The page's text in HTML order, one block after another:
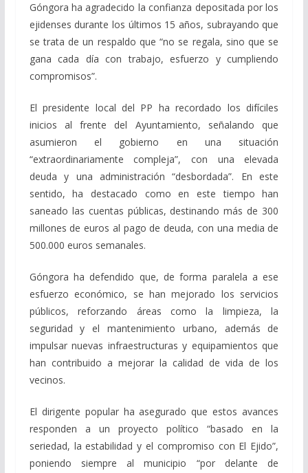
Góngora ha agradecido la confianza depositada por los
ejidenses durante los últimos 15 años, subrayando que
se trata de un respaldo que “no se regala, sino que se
gana cada día con trabajo, esfuerzo y cumpliendo
compromisos”.
El presidente local del PP ha recordado los difíciles
inicios al frente del Ayuntamiento, señalando que
asumieron el gobierno en una situación
“extraordinariamente compleja”, con una elevada
deuda y una administración “desbordada”. En este
sentido, ha destacado como en este tiempo han
saneado las cuentas públicas, destinando más de 300
millones de euros al pago de deuda, con una media de
500.000 euros semanales.
Góngora ha defendido que, de forma paralela a ese
esfuerzo económico, se han mejorado los servicios
públicos, reforzando áreas como la limpieza, la
seguridad y el mantenimiento urbano, además de
impulsar nuevas infraestructuras y equipamientos que
han contribuido a mejorar la calidad de vida de los
vecinos.
El dirigente popular ha asegurado que estos avances
responden a un proyecto político “basado en la
seriedad, la estabilidad y el compromiso con El Ejido”,
poniendo siempre al municipio “por delante de